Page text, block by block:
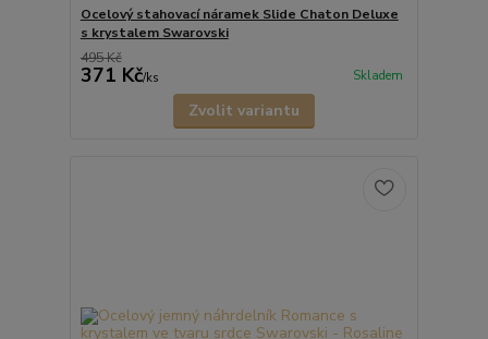
Ocelový stahovací náramek Slide Chaton Deluxe
s krystalem Swarovski
495 Kč
371 Kč/ks Skladem
Zvolit variantu